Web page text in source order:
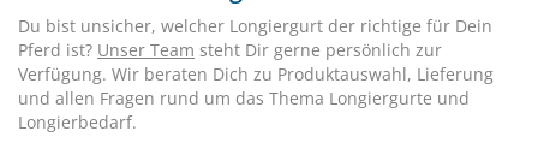
Du bist unsicher, welcher Longiergurt der richtige für Dein
Pferd ist? Unser Team steht Dir gerne persönlich zur
Verfügung. Wir beraten Dich zu Produktauswahl, Lieferung
und allen Fragen rund um das Thema Longiergurte und
Longierbedarf.